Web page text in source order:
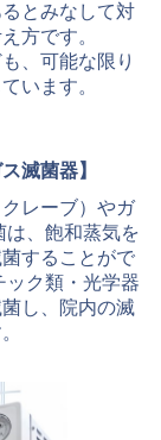
とみなして対
方です。
、可能な限り
います。
滅菌器】
レーブ）やガ
は、飽和蒸気を
することがで
ック類・光学器
し、院内の滅